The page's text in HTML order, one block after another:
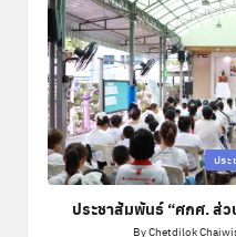
Posted
in
ปร
ประชาสัมพันธ์ “ศกศ. ส่
ByChetdilok